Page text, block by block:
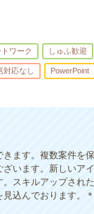
ワーク しゅふ歓迎
対応なし PowerPoint
ます。複数案件を保
います。新しいアイ
スキルアップされた
込んでおります。＊